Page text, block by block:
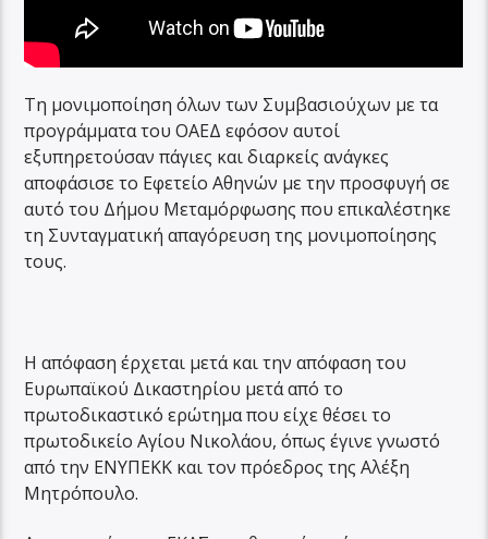
Τη μονιμοποίηση όλων των Συμβασιούχων με τα
προγράμματα του ΟΑΕΔ εφόσον αυτοί
εξυπηρετούσαν πάγιες και διαρκείς ανάγκες
αποφάσισε το Εφετείο Αθηνών με την προσφυγή σε
αυτό του Δήμου Μεταμόρφωσης που επικαλέστηκε
τη Συνταγματική απαγόρευση της μονιμοποίησης
τους.
Η απόφαση έρχεται μετά και την απόφαση του
Ευρωπαϊκού Δικαστηρίου μετά από το
πρωτοδικαστικό ερώτημα που είχε θέσει το
πρωτοδικείο Αγίου Νικολάου, όπως έγινε γνωστό
από την ΕΝΥΠΕΚΚ και τον πρόεδρος της Αλέξη
Μητρόπουλο.